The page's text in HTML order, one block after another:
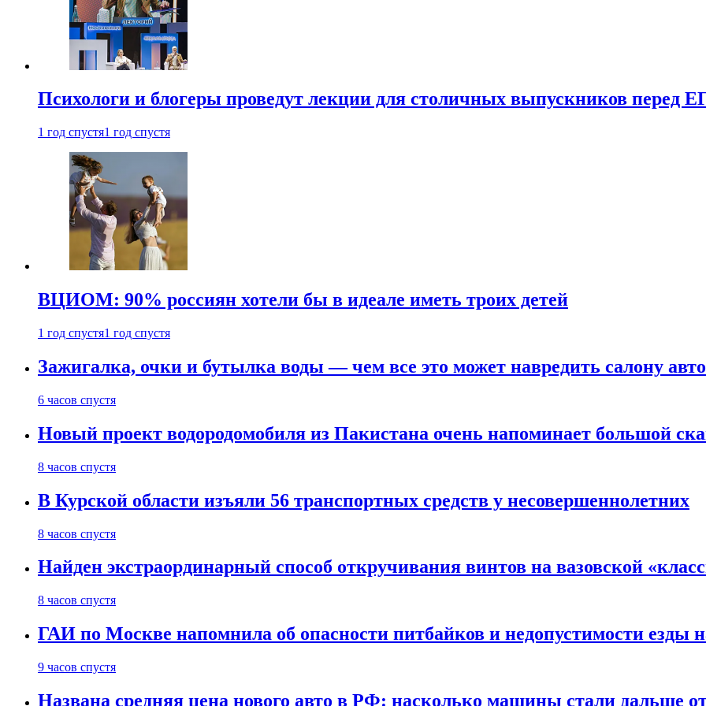
Психологи и блогеры проведут лекции для столичных выпускников перед
1 год спустя1 год спустя
ВЦИОМ: 90% россиян хотели бы в идеале иметь троих детей
1 год спустя1 год спустя
Зажигалка, очки и бутылка воды — чем все это может навредить салону
6 часов спустя
Новый проект водородомобиля из Пакистана очень напоминает большой
8 часов спустя
В Курской области изъяли 56 транспортных средств у несовершеннолетних
8 часов спустя
Найден экстраординарный способ откручивания винтов на вазовской
8 часов спустя
ГАИ по Москве напомнила об опасности питбайков и недопустимости езды
9 часов спустя
Названа средняя цена нового авто в РФ: насколько машины стали дальше